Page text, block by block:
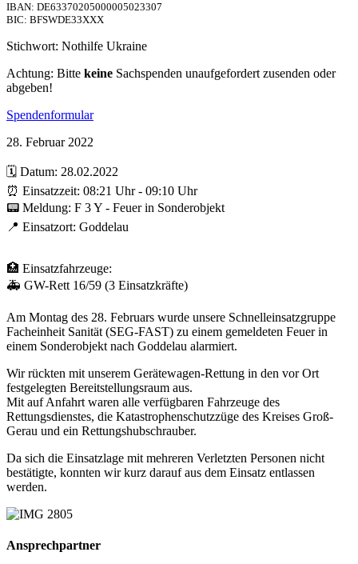
IBAN: DE63370205000005023307
BIC: BFSWDE33XXX
Stichwort: Nothilfe Ukraine
Achtung: Bitte keine Sachspenden unaufgefordert zusenden oder
abgeben!
Spendenformular
28. Februar 2022
🗓️ Datum: 28.02.2022
⏰ Einsatzzeit: 08:21 Uhr - 09:10 Uhr
📟 Meldung: F 3 Y - Feuer in Sonderobjekt
📍 Einsatzort: Goddelau
🏥 Einsatzfahrzeuge:
🚑 GW-Rett 16/59 (3 Einsatzkräfte)
Am Montag des 28. Februars wurde unsere Schnelleinsatzgruppe
Facheinheit Sanität (SEG-FAST) zu einem gemeldeten Feuer in
einem Sonderobjekt nach Goddelau alarmiert.
Wir rückten mit unserem Gerätewagen-Rettung in den vor Ort
festgelegten Bereitstellungsraum aus.
Mit auf Anfahrt waren alle verfügbaren Fahrzeuge des
Rettungsdienstes, die Katastrophenschutzzüge des Kreises Groß-
Gerau und ein Rettungshubschrauber.
Da sich die Einsatzlage mit mehreren Verletzten Personen nicht
bestätigte, konnten wir kurz darauf aus dem Einsatz entlassen
werden.
Ansprechpartner